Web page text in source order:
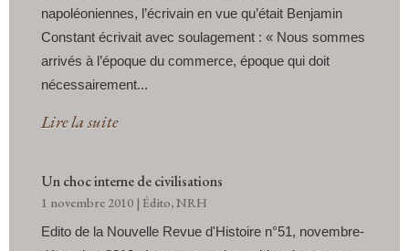
napoléoniennes, l’écrivain en vue qu’était Benjamin
Constant écrivait avec soulagement : « Nous sommes
arrivés à l’époque du commerce, époque qui doit
nécessairement...
Lire la suite
Un choc interne de civilisations
1 novembre 2010 | Édito,NRH
Edito de la Nouvelle Revue d'Histoire n°51, novembre-